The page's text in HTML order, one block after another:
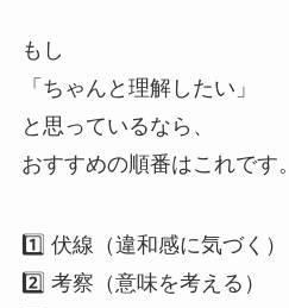
もし
「ちゃんと理解したい」
と思っているなら、
おすすめの順番はこれです。
1️⃣ 伏線（違和感に気づく）
2️⃣ 考察（意味を考える）